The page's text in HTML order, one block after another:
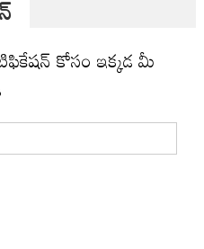
కోసం ఇక్కడ మీ